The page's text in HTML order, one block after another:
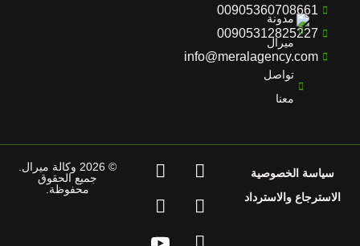
00905360708661
00905312825227
info@meralagency.com
مدونة
ميرال
تواصل
سياسة الخصوصية
والاسترداد
© 2026 وكالة ميرال.
جميع الحقوق
محفوظة.